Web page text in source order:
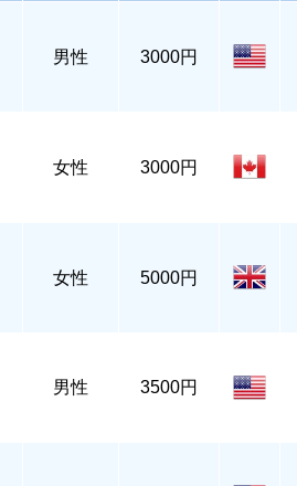
男性 3000円
女性 3000円
女性 5000円
男性 3500円